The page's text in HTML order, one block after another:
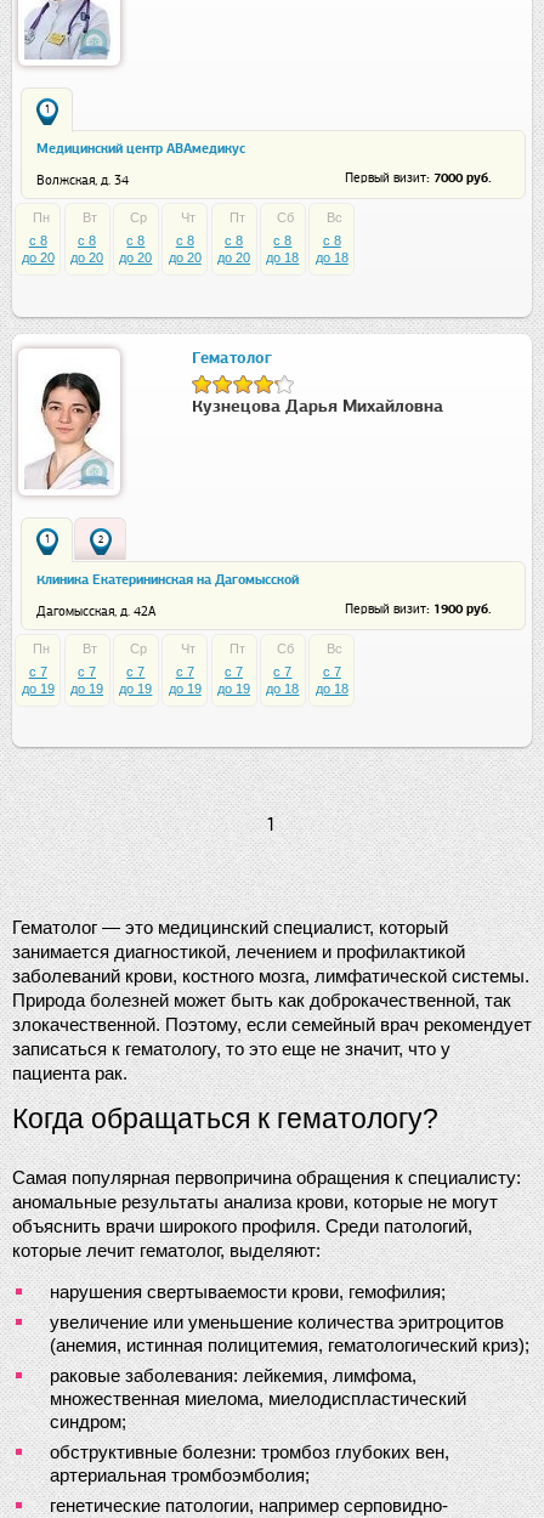
1
Медицинский центр АВАмедикус
Волжская, д. 34 Первый визит: 7000 руб.
Пн
c 8
до 20
Вт
c 8
до 20
Ср
c 8
до 20
Чт
c 8
до 20
Пт
c 8
до 20
Сб
c 8
до 18
Вс
c 8
до 18
Гематолог
Кузнецова Дарья Михайловна
1 2
Клиника Екатерининская на Дагомысской
Дагомысская, д. 42А Первый визит: 1900 руб.
Пн
c 7
до 19
Вт
c 7
до 19
Ср
c 7
до 19
Чт
c 7
до 19
Пт
c 7
до 19
Сб
c 7
до 18
Вс
c 7
до 18
1
Гематолог — это медицинский специалист, который
занимается диагностикой, лечением и профилактикой
заболеваний крови, костного мозга, лимфатической системы.
Природа болезней может быть как доброкачественной, так
злокачественной. Поэтому, если семейный врач рекомендует
записаться к гематологу, то это еще не значит, что у
пациента рак.
Когда обращаться к гематологу?
Самая популярная первопричина обращения к специалисту:
аномальные результаты анализа крови, которые не могут
объяснить врачи широкого профиля. Среди патологий,
которые лечит гематолог, выделяют:
нарушения свертываемости крови, гемофилия;
увеличение или уменьшение количества эритроцитов
(анемия, истинная полицитемия, гематологический криз);
раковые заболевания: лейкемия, лимфома,
множественная миелома, миелодиспластический
синдром;
обструктивные болезни: тромбоз глубоких вен,
артериальная тромбоэмболия;
генетические патологии, например серповидно-